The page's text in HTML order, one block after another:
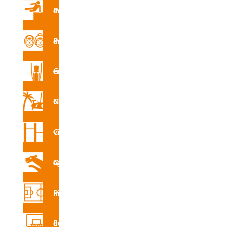
Parques de Parkour
Parque de mayores
Gimnasio en la calle
Circuito Nforma
Circuito vita
Circuito canino agility
Pistas multideporte
Equipamiento deportivo
INS
R7131
SRA
R7131
SRE
CAD